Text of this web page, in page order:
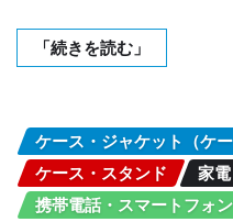
「続きを読む」
ケース・ジャケット（ケー
ケース・スタンド
家
携帯電話・スマートフォン